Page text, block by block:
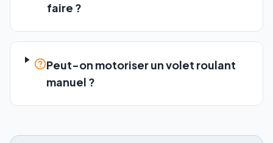
faire ?
Peut-on motoriser un volet roulant
manuel ?